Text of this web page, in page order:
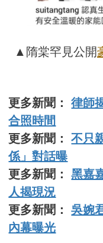
▲隋棠罕見公開
更多新聞：律師
合照時間
更多新聞：不只
係」對話曝
更多新聞：黑嘉
人揭現況
更多新聞：吳婉
內幕曝光